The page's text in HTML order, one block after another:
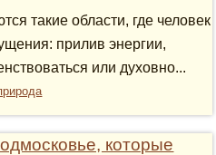
такие области, где человек
прилив энергии,
или духовно...
которые